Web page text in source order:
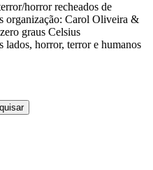
horror recheados de
organização: Carol Oliveira &
graus Celsius
lados, horror, terror e humanos